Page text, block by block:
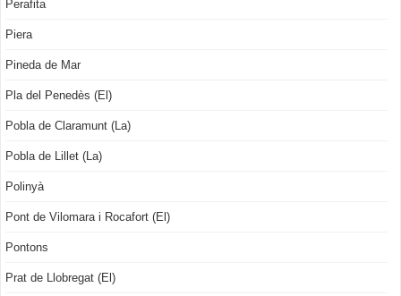
Perafita
Piera
Pineda de Mar
Pla del Penedès (El)
Pobla de Claramunt (La)
Pobla de Lillet (La)
Polinyà
Pont de Vilomara i Rocafort (El)
Pontons
Prat de Llobregat (El)